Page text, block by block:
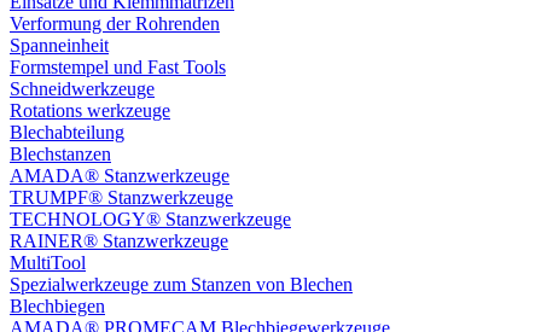
Verformung der Rohrenden
Spanneinheit
Formstempel und Fast Tools
Schneidwerkzeuge
Rotations werkzeuge
Blechabteilung
Blechstanzen
AMADA® Stanzwerkzeuge
TRUMPF® Stanzwerkzeuge
TECHNOLOGY® Stanzwerkzeuge
RAINER® Stanzwerkzeuge
MultiTool
Spezialwerkzeuge zum Stanzen von Blechen
Blechbiegen
AMADA® PROMECAM Blechbiegewerkzeuge